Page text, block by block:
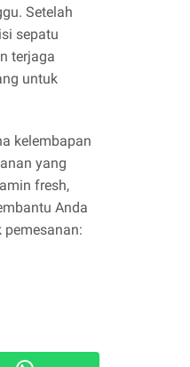
Setelah
sepatu
terjaga
untuk
kelembapan
yang
fresh,
Anda